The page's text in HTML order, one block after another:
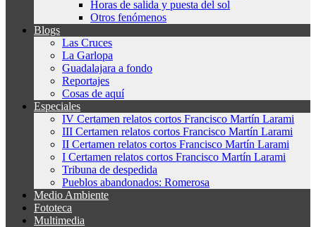
Horas de salida y puesta del sol
Otros fenómenos
Blogs
Las Cruces
La Garlopa
Guadalajara a fondo
Reportajes
Cosas de aquí
Especiales
IV Certamen relatos cortos Francisco Martín Larami
III Certamen relatos cortos Francisco Martín Larami
II Certamen relatos cortos Francisco Martín Larami
I Certamen relatos cortos Francisco Martín Larami
Tribuna de despedida
Pueblos abandonados: Romerosa
Medio Ambiente
Fototeca
Multimedia